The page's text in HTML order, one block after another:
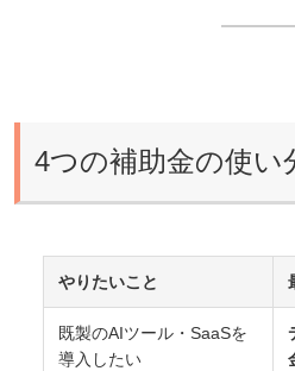
4つの補助金の使い
やりたいこと
既製のAIツール・SaaSを
導入したい